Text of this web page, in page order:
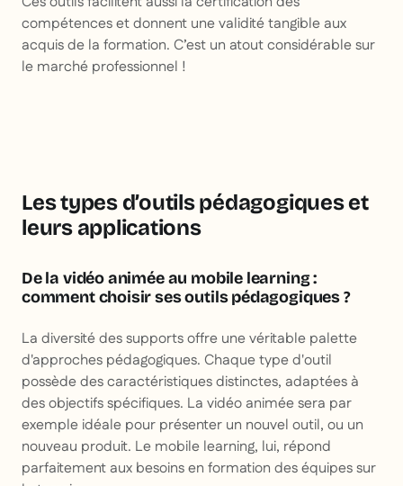
compétences et donnent une validité tangible aux
acquis de la formation. C’est un atout considérable sur
le marché professionnel !
Les types d’outils pédagogiques et
leurs applications
De la vidéo animée au mobile learning :
comment choisir ses outils pédagogiques ?
La diversité des supports offre une véritable palette
d'approches pédagogiques. Chaque type d'outil
possède des caractéristiques distinctes, adaptées à
des objectifs spécifiques. La vidéo animée sera par
exemple idéale pour présenter un nouvel outil, ou un
nouveau produit. Le mobile learning, lui, répond
parfaitement aux besoins en formation des équipes sur